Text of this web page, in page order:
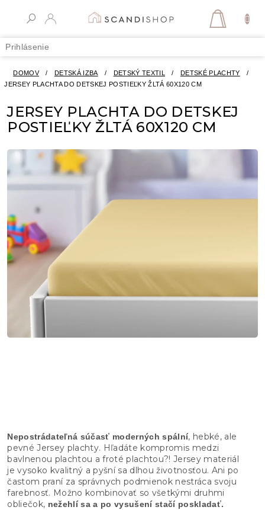
Prihlásenie
DOMOV / DETSKÁ IZBA / DETSKÝ TEXTIL / DETSKÉ PLACHTY
/
JERSEY PLACHTA DO DETSKEJ POSTIEĽKY ŽLTÁ 60X120 CM
JERSEY PLACHTA DO DETSKEJ
POSTIEĽKY ŽLTÁ 60X120 CM
Nepostrádateľná súčasť moderných spální, hebké, ale
pevné Jersey plachty. Hľadáte kompromis medzi
bavlnenou plachtou a froté plachtou?! Jersey materiál
je vysoko kvalitný a pyšní sa dlhou životnosťou. Ani po
častom praní za správnych podmienok nestráca svoju
farebnosť. Možno kombinovať so všetkými druhmi
obliečok, nežehlí sa a po vysušení stačí poskladať.